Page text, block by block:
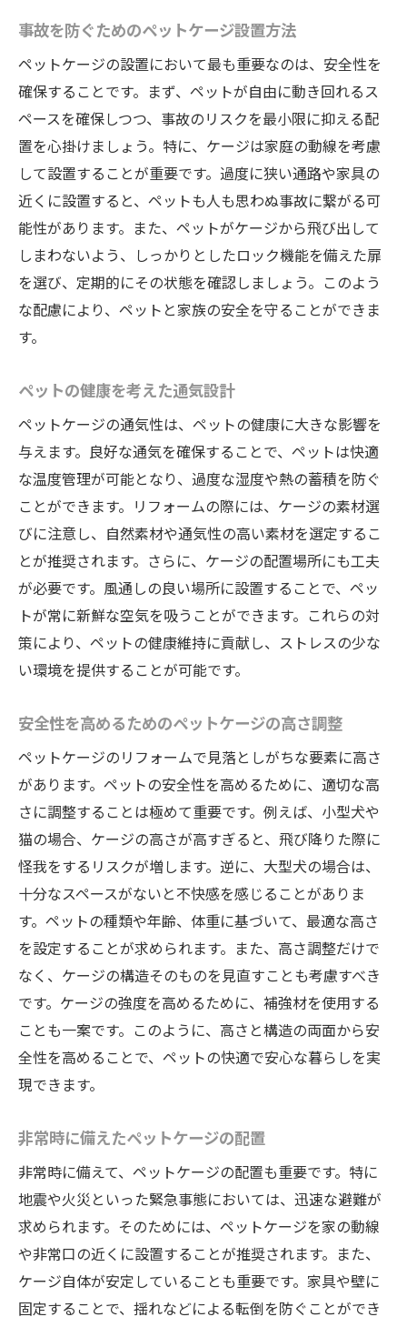
事故を防ぐためのペットケージ設置方法
ペットケージの設置において最も重要なのは、安全性を
確保することです。まず、ペットが自由に動き回れるス
ペースを確保しつつ、事故のリスクを最小限に抑える配
置を心掛けましょう。特に、ケージは家庭の動線を考慮
して設置することが重要です。過度に狭い通路や家具の
近くに設置すると、ペットも人も思わぬ事故に繋がる可
能性があります。また、ペットがケージから飛び出して
しまわないよう、しっかりとしたロック機能を備えた扉
を選び、定期的にその状態を確認しましょう。このよう
な配慮により、ペットと家族の安全を守ることができま
す。
ペットの健康を考えた通気設計
ペットケージの通気性は、ペットの健康に大きな影響を
与えます。良好な通気を確保することで、ペットは快適
な温度管理が可能となり、過度な湿度や熱の蓄積を防ぐ
ことができます。リフォームの際には、ケージの素材選
びに注意し、自然素材や通気性の高い素材を選定するこ
とが推奨されます。さらに、ケージの配置場所にも工夫
が必要です。風通しの良い場所に設置することで、ペッ
トが常に新鮮な空気を吸うことができます。これらの対
策により、ペットの健康維持に貢献し、ストレスの少な
い環境を提供することが可能です。
安全性を高めるためのペットケージの高さ調整
ペットケージのリフォームで見落としがちな要素に高さ
があります。ペットの安全性を高めるために、適切な高
さに調整することは極めて重要です。例えば、小型犬や
猫の場合、ケージの高さが高すぎると、飛び降りた際に
怪我をするリスクが増します。逆に、大型犬の場合は、
十分なスペースがないと不快感を感じることがありま
す。ペットの種類や年齢、体重に基づいて、最適な高さ
を設定することが求められます。また、高さ調整だけで
なく、ケージの構造そのものを見直すことも考慮すべき
です。ケージの強度を高めるために、補強材を使用する
ことも一案です。このように、高さと構造の両面から安
全性を高めることで、ペットの快適で安心な暮らしを実
現できます。
非常時に備えたペットケージの配置
非常時に備えて、ペットケージの配置も重要です。特に
地震や火災といった緊急事態においては、迅速な避難が
求められます。そのためには、ペットケージを家の動線
や非常口の近くに設置することが推奨されます。また、
ケージ自体が安定していることも重要です。家具や壁に
固定することで、揺れなどによる転倒を防ぐことができ